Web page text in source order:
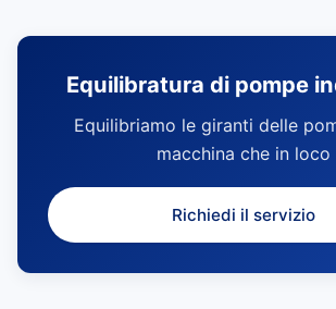
Equilibratura di pompe
Equilibriamo le giranti delle
macchina che in loco
Richiedi il servizio